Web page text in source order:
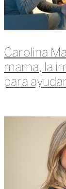
Carolina
mama, la
para